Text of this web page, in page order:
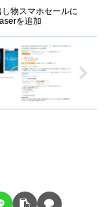
物スマホセールに
を追加